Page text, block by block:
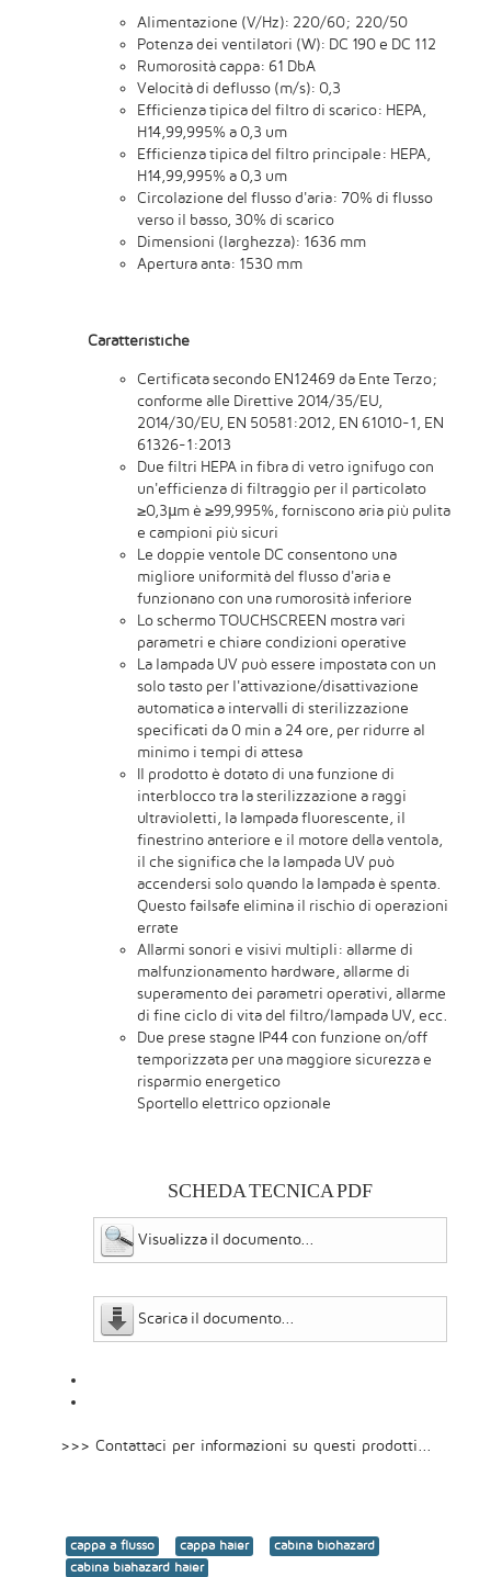
Alimentazione (V/Hz): 220/60; 220/50
Potenza dei ventilatori (W): DC 190 e DC 112
Rumorosità cappa: 61 DbA
Velocità di deflusso (m/s): 0,3
Efficienza tipica del filtro di scarico: HEPA,
H14,99,995% a 0,3 um
Efficienza tipica del filtro principale: HEPA,
H14,99,995% a 0,3 um
Circolazione del flusso d'aria: 70% di flusso
verso il basso, 30% di scarico
Dimensioni (larghezza): 1636 mm
Apertura anta: 1530 mm
Caratteristiche
Certificata secondo EN12469 da Ente Terzo;
conforme alle Direttive 2014/35/EU,
2014/30/EU, EN 50581:2012, EN 61010-1, EN
61326-1:2013
Due filtri HEPA in fibra di vetro ignifugo con
un'efficienza di filtraggio per il particolato
≥0,3μm è ≥99,995%, forniscono aria più pulita
e campioni più sicuri
Le doppie ventole DC consentono una
migliore uniformità del flusso d'aria e
funzionano con una rumorosità inferiore
Lo schermo TOUCHSCREEN mostra vari
parametri e chiare condizioni operative
La lampada UV può essere impostata con un
solo tasto per l'attivazione/disattivazione
automatica a intervalli di sterilizzazione
specificati da 0 min a 24 ore, per ridurre al
minimo i tempi di attesa
Il prodotto è dotato di una funzione di
interblocco tra la sterilizzazione a raggi
ultravioletti, la lampada fluorescente, il
finestrino anteriore e il motore della ventola,
il che significa che la lampada UV può
accendersi solo quando la lampada è spenta.
Questo failsafe elimina il rischio di operazioni
errate
Allarmi sonori e visivi multipli: allarme di
malfunzionamento hardware, allarme di
superamento dei parametri operativi, allarme
di fine ciclo di vita del filtro/lampada UV, ecc.
Due prese stagne IP44 con funzione on/off
temporizzata per una maggiore sicurezza e
risparmio energetico
Sportello elettrico opzionale
SCHEDA TECNICA PDF
Visualizza il documento...
Scarica il documento...
>>> Contattaci per informazioni su questi prodotti...
cappa a flusso cappa haier
cabina biohazard
cabina biahazard haier